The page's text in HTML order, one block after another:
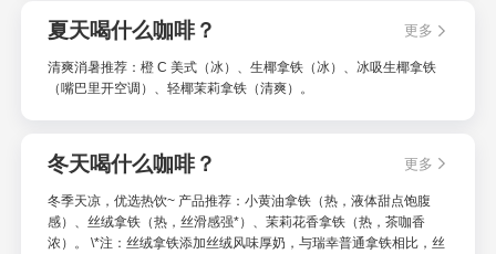
夏天喝什么咖啡？ 更多
清爽消暑推荐：橙 C 美式（冰）、生椰拿铁（冰）、冰吸生椰拿铁
（嘴巴里开空调）、轻椰茉莉拿铁（清爽）。
冬天喝什么咖啡？ 更多
冬季天凉，优选热饮~ 产品推荐：小黄油拿铁（热，液体甜点饱腹
感）、丝绒拿铁（热，丝滑感强*）、茉莉花香拿铁（热，茶咖香
浓）。 \*注：丝绒拿铁添加丝绒风味厚奶，与瑞幸普通拿铁相比，丝